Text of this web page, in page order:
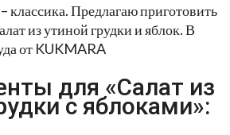
классика. Предлагаю приготовить
из утиной грудки и яблок. В
от KUKMARA
для «Салат из
с яблоками»: